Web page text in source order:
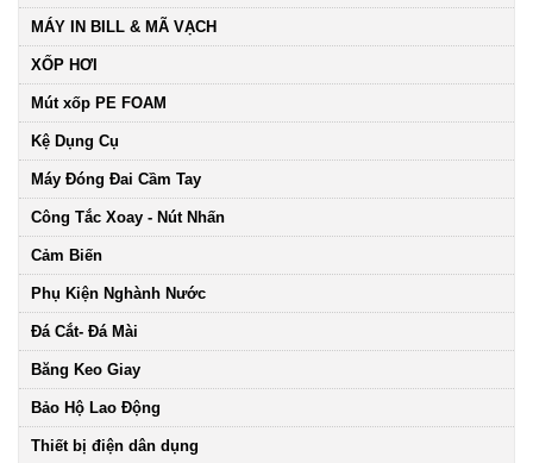
MÁY IN BILL & MÃ VẠCH
XỐP HƠI
Mút xốp PE FOAM
Kệ Dụng Cụ
Máy Đóng Đai Cầm Tay
Công Tắc Xoay - Nút Nhấn
Cảm Biến
Phụ Kiện Nghành Nước
Đá Cắt- Đá Mài
Băng Keo Giay
Bảo Hộ Lao Động
Thiết bị điện dân dụng